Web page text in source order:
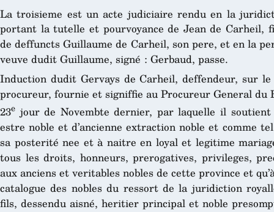
La troisieme est un acte judiciaire rendu en la
portant la tutelle et pourvoyance de Jean de Carheil,
de deffuncts Guillaume de Carheil, son pere, et en la
veuve dudit Guillaume, signé : Gerbaud, passe.
Induction dudit Gervays de Carheil, deffendeur, sur
procureur, fournie et signiffie au Procureur General du
23e jour de Novembte dernier, par laquelle il
estre noble et d’ancienne extraction noble et comme
sa posterité nee et à naitre en loyal et legitime
tous les droits, honneurs, prerogatives, privileges,
aux anciens et veritables nobles de cette province et
catalogue des nobles du ressort de la juridiction
fils, dessendu aisné, heritier principal et noble